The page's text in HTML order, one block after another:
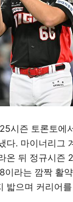
시즌 토론토에
다. 마이너리그
온 뒤 정규시즌
이라는 깜짝 활
밟으며 커리어